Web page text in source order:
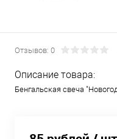
Отзывов: 0
Описание товара:
Бенгальская свеча